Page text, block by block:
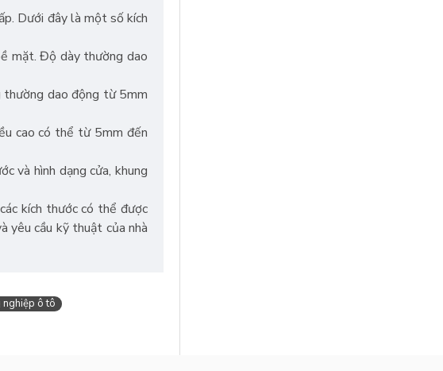
Dưới đây là một số kích
mặt. Độ dày thường dao
thường dao động từ 5mm
cao có thể từ 5mm đến
và hình dạng cửa, khung
kích thước có thể được
yêu cầu kỹ thuật của nhà
nghiệp ô tô